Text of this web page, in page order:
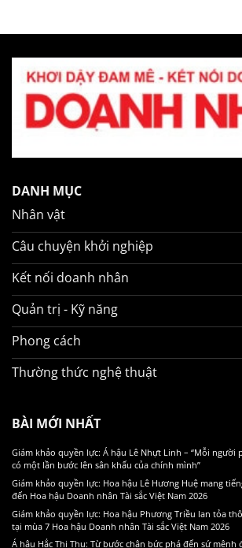
DANH MỤC
Nhân vật
Câu chuyện khởi nghiệp
Kết nối doanh nhân
Quản trị - Kỹ năng
Phong cách
Thường thức nghệ thuật
BÀI MỚI NHẤT
Giám khảo quyền lực: Á hậu Lê Nhựt Linh – “Mỗi người
có một lần bước lên sân khấu của chính mình”
Giám khảo quyền lực: Hoa hậu Lê Hương Huệ mang
đến Hoa hậu Doanh nhân Tài sắc Việt Nam 2026
Giám khảo quyền lực: Hoa hậu Phương Triều lan tỏa
tại mùa 7 Hoa hậu Doanh nhân Tài sắc Việt Nam 2026
Á hậu Hắc Thị Thu: Từ bước chân bức phá đến sứ